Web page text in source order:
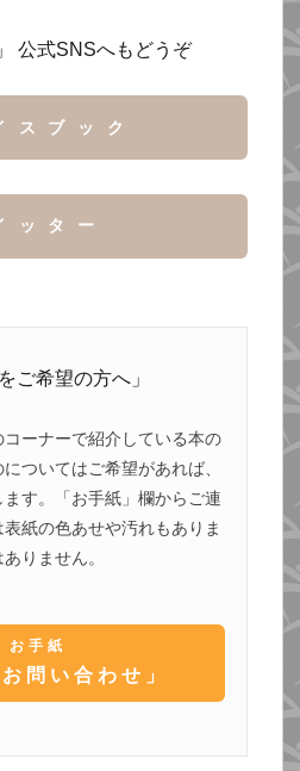
公式SNSへもどうぞ
スブック
ッター
ご希望の方へ」
ーナーで紹介している本の
ついてはご希望があれば、
す。「お手紙」欄からご連
紙の色あせや汚れもありま
りません。
お手紙
お問い合わせ」